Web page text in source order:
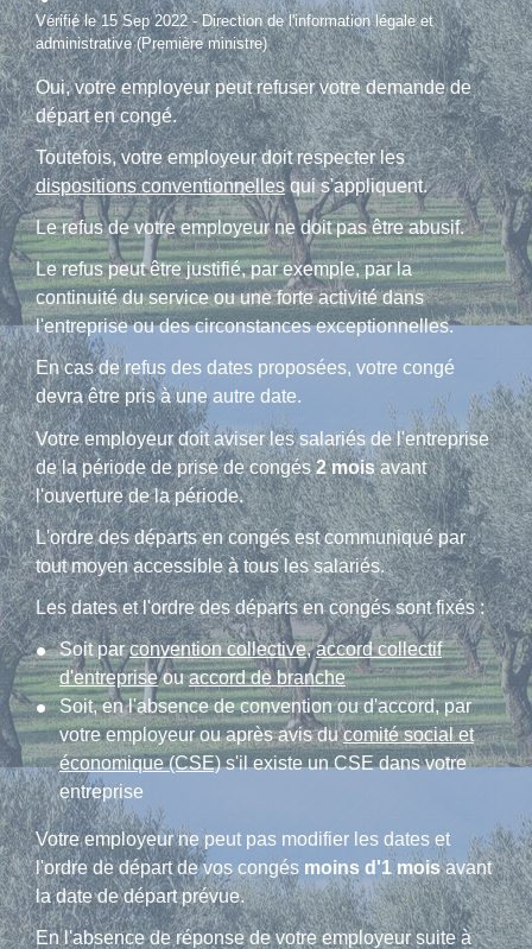
Vérifié le 15 Sep 2022 - Direction de l'information légale et
administrative (Première ministre)
Oui, votre employeur peut refuser votre demande de
départ en congé.
Toutefois, votre employeur doit respecter les
dispositions conventionnellesqui s'appliquent.
Le refus de votre employeur ne doit pas être abusif.
Le refus peut être justifié, par exemple, par la
continuité du service ou une forte activité dans
l'entreprise ou des circonstances exceptionnelles.
En cas de refus des dates proposées, votre congé
devra être pris à une autre date.
Votre employeur doit aviser les salariés de l'entreprise
de la période de prise de congés2 moisavant
l'ouverture de la période.
L'ordre des départs en congés est communiqué par
tout moyen accessible à tous les salariés.
Les dates et l'ordre des départs en congés sont fixés :
Soit parconvention collective,accord collectif
d'entrepriseouaccord de branche
Soit, en l'absence de convention ou d'accord, par
votre employeur ou après avis ducomité social et
économique (CSE)s'il existe un CSE dans votre
entreprise
Votre employeur ne peut pas modifier les dates et
l'ordre de départ de vos congés moins d'1 moisavant
la date de départ prévue.
En l'absence de réponse de votre employeur suite à